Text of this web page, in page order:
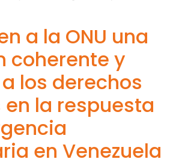
a la ONU una
coherente y
los derechos
la respuesta
en Venezuela